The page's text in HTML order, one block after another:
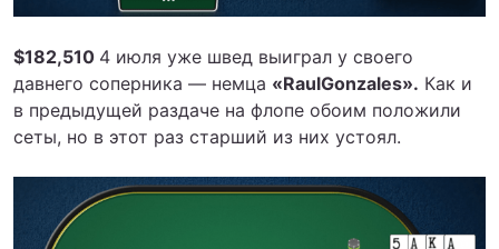
$182,510 4 июля уже швед выиграл у своего
давнего соперника — немца «RaulGonzales». Как и
в предыдущей раздаче на флопе обоим положили
сеты, но в этот раз старший из них устоял.